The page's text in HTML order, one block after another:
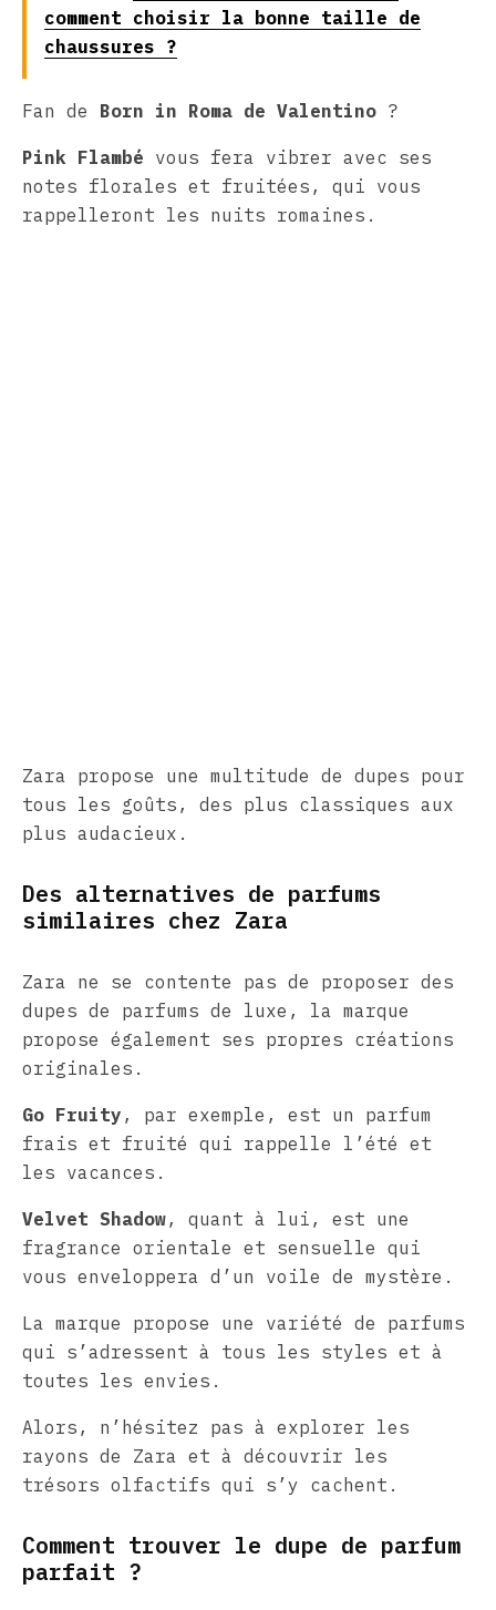
comment choisir la bonne taille de
chaussures ?
Fan de Born in Roma de Valentino ?
Pink Flambé vous fera vibrer avec ses
notes florales et fruitées, qui vous
rappelleront les nuits romaines.
Zara propose une multitude de dupes pour
tous les goûts, des plus classiques aux
plus audacieux.
Des alternatives de parfums
similaires chez Zara
Zara ne se contente pas de proposer des
dupes de parfums de luxe, la marque
propose également ses propres créations
originales.
Go Fruity , par exemple, est un parfum
frais et fruité qui rappelle l’été et
les vacances.
Velvet Shadow, quant à lui, est une
fragrance orientale et sensuelle qui
vous enveloppera d’un voile de mystère.
La marque propose une variété de parfums
qui s’adressent à tous les styles et à
toutes les envies.
Alors, n’hésitez pas à explorer les
rayons de Zara et à découvrir les
trésors olfactifs qui s’y cachent.
Comment trouver le dupe de parfum
parfait ?